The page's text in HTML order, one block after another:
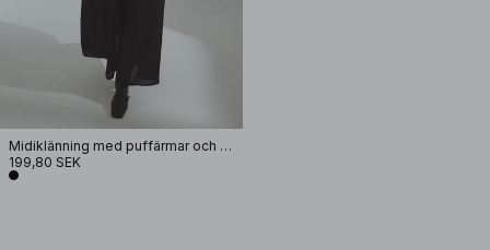
Midiklänning med puffärmar och smockdetalj
199,80 SEK